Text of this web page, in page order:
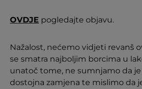
OVDJE pogledajte objavu.
Nažalost, nećemo vidjeti revanš
se smatra najboljim borcima u
unatoč tome, ne sumnjamo da
dostojna zamjena te mislimo da